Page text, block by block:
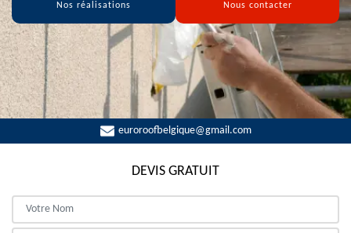
Nos réalisations Nous contacter
euroroofbelgique@gmail.com
DEVIS GRATUIT